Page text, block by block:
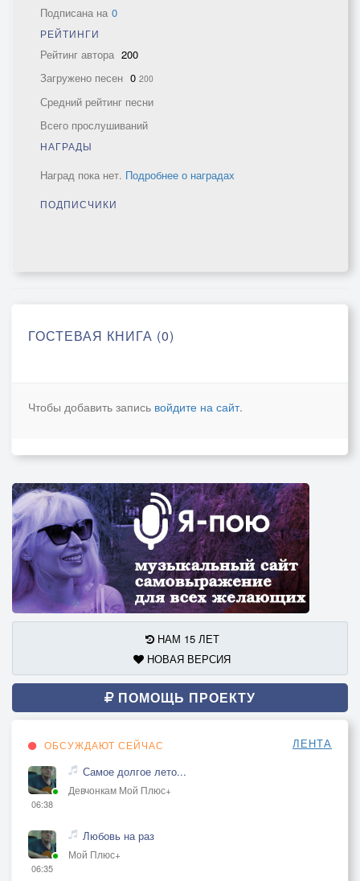
Подписана на 0
РЕЙТИНГИ
Рейтинг автора 200
Загружено песен 0 200
Средний рейтинг песни
Всего прослушиваний
НАГРАДЫ
Наград пока нет. Подробнее о наградах
ПОДПИСЧИКИ
ГОСТЕВАЯ КНИГА (0)
Чтобы добавить запись войдите на сайт.
НАМ 15 ЛЕТ
НОВАЯ ВЕРСИЯ
ПОМОЩЬ ПРОЕКТУ
ОБСУЖДАЮТ СЕЙЧАС ЛЕНТА
06:38
Самое долгое лето...
Девчонкам Мой Плюс+
06:35
Любовь на раз
Мой Плюс+